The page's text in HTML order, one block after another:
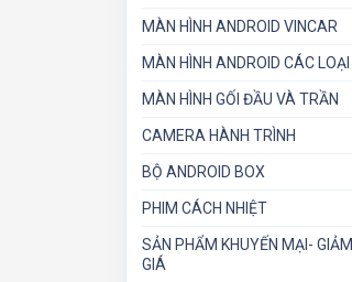
MÀN HÌNH ANDROID VINCAR
MÀN HÌNH ANDROID CÁC LOẠI
MÀN HÌNH GỐI ĐẦU VÀ TRẦN
CAMERA HÀNH TRÌNH
BỘ ANDROID BOX
PHIM CÁCH NHIỆT
SẢN PHẨM KHUYẾN MẠI- GIẢM
GIÁ